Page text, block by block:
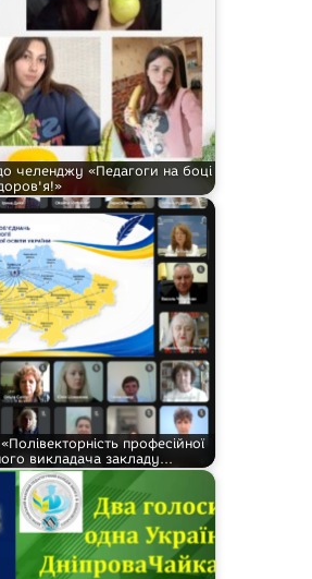
челенджу «Педагоги на боці
професійної
викладача закладу…